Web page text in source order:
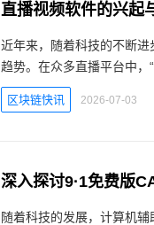
直播视频软件的兴起
近年来，随着科技的不断
趋势。在众多直播平台中，
区块链快讯 2026-07-03
深入探讨9·1免费版
随着科技的发展，计算机